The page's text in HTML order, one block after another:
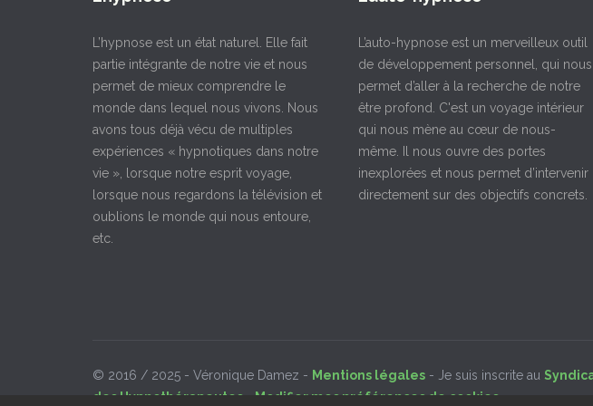
L’hypnose est un état naturel. Elle fait
partie intégrante de notre vie et nous
permet de mieux comprendre le
monde dans lequel nous vivons. Nous
avons tous déjà vécu de multiples
expériences « hypnotiques dans notre
vie », lorsque notre esprit voyage,
lorsque nous regardons la télévision et
oublions le monde qui nous entoure,
etc.
L’auto-hypnose est un merveilleux outil
de développement personnel, qui nous
permet d’aller à la recherche de notre
être profond. C'est un voyage intérieur
qui nous mène au cœur de nous-
même. Il nous ouvre des portes
inexplorées et nous permet d’intervenir
directement sur des objectifs concrets.
© 2016 / 2025 - Véronique Damez - Mentions légales - Je suis inscrite au
des Hypnothérapeutes
Modifier mes préférences de cookies